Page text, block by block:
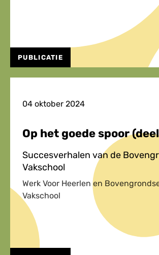
PUBLICATIE
goede
(deel
04 oktober 2024
Op het goede spoor
Succesverhalen van de
Vakschool
Werk Voor Heerlen en
Vakschool